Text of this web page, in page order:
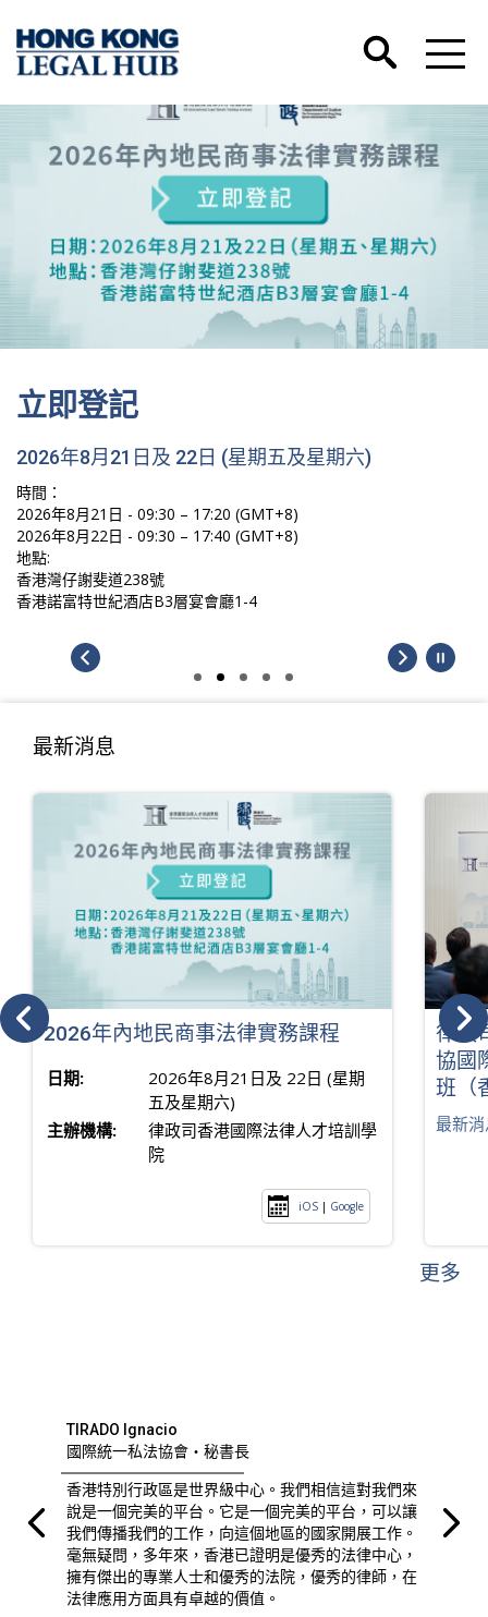
立即登記
2026年8月21日及 22日 (星期五及星期六)
時間：
2026年8月21日 - 09:30 – 17:20 (GMT+8)
2026年8月22日 - 09:30 – 17:40 (GMT+8)
地點:
香港灣仔謝斐道238號
香港諾富特世紀酒店B3層宴會廳1-4
最新消息
2026年內地民商事法律實務課程
日期:
2026年8月21日及 22日 (星期
五及星期六)
主辦機構:
律政司香港國際法律人才培訓學
院
iOS | Google
律政
協國
班（
最新
更多
TIRADO Ignacio
國際統一私法協會・秘書長
香港特別行政區是世界級中心。我們相信這對我們來
說是一個完美的平台。它是一個完美的平台，可以讓
我們傳播我們的工作，向這個地區的國家開展工作。
毫無疑問，多年來，香港已證明是優秀的法律中心，
擁有傑出的專業人士和優秀的法院，優秀的律師，在
法律應用方面具有卓越的價值。